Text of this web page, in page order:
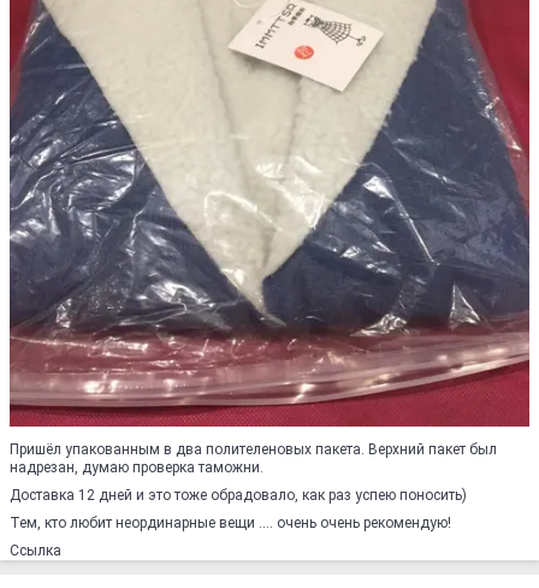
Пришёл упакованным в два полителеновых пакета. Верхний пакет был
надрезан, думаю проверка таможни.
Доставка 12 дней и это тоже обрадовало, как раз успею поносить)
Тем, кто любит неординарные вещи .... очень очень рекомендую!
Ссылка